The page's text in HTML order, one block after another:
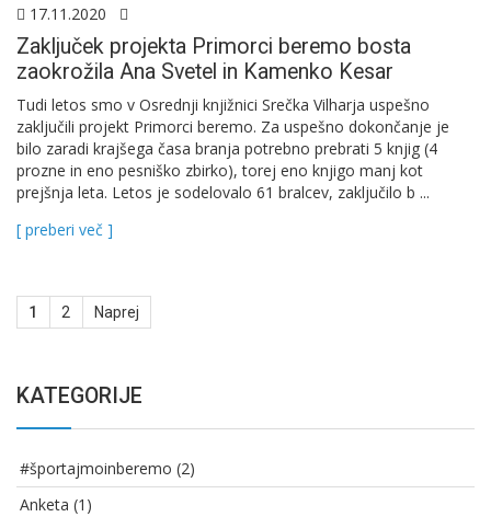
17.11.2020
Zaključek projekta Primorci beremo bosta
zaokrožila Ana Svetel in Kamenko Kesar
Tudi letos smo v Osrednji knjižnici Srečka Vilharja uspešno
zaključili projekt Primorci beremo. Za uspešno dokončanje je
bilo zaradi krajšega časa branja potrebno prebrati 5 knjig (4
prozne in eno pesniško zbirko), torej eno knjigo manj kot
prejšnja leta. Letos je sodelovalo 61 bralcev, zaključilo b ...
[ preberi več ]
Navigacija
1 2 Naprej
KATEGORIJE
#športajmoinberemo (2)
Anketa (1)